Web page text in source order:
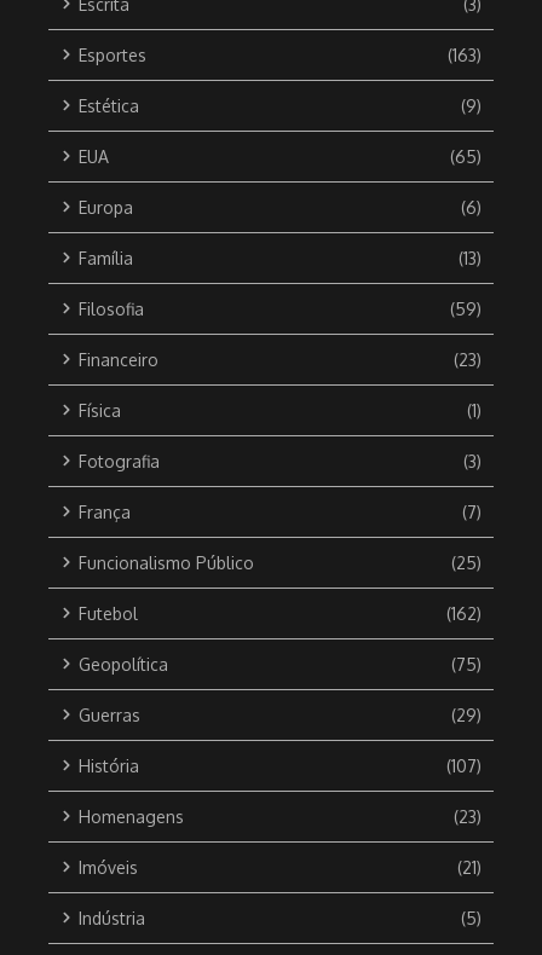
Esportes (163)
Estética (9)
EUA (65)
Europa (6)
Família (13)
Filosofia (59)
Financeiro (23)
Física (1)
Fotografia (3)
França (7)
Funcionalismo Público (25)
Futebol (162)
Geopolítica (75)
Guerras (29)
História (107)
Homenagens (23)
Imóveis (21)
Indústria (5)